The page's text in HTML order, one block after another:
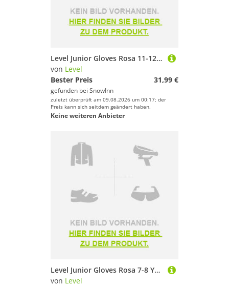
Level Junior Gloves Rosa 11-12 Years Mädchen
von Level
Bester Preis
31,99 €
gefunden bei SnowInn
zuletzt überprüft am 09.08.2026 um 00:17; der
Preis kann sich seitdem geändert haben.
Keine weiteren Anbieter
Level Junior Gloves Rosa 7-8 Years Mädchen
von Level